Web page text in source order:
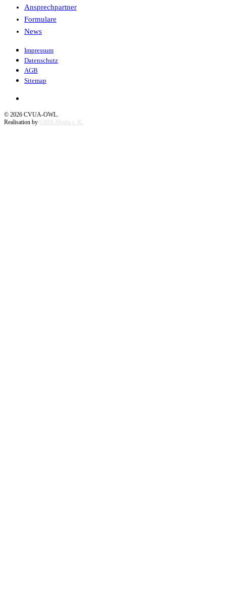
Ansprechpartner
Formulare
News
Impressum
Datenschutz
AGB
Sitemap
© 2026 CVUA-OWL.
Realisation by OBM-Media e. K.